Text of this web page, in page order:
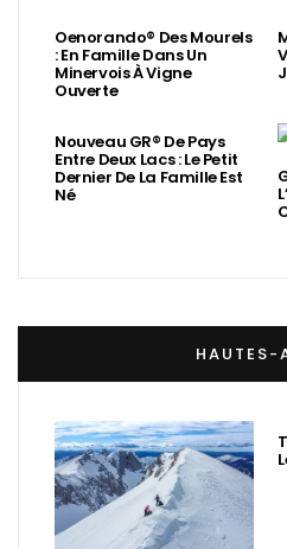
Oenorando® Des Mourels
: En Famille Dans Un
Minervois À Vigne
Ouverte
Nouveau GR® De Pays
Entre Deux Lacs : Le Petit
Dernier De La Famille Est
Né
HAUTES-